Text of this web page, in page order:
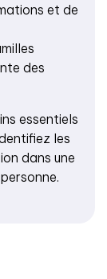
et de
des
essentiels
les
dans une